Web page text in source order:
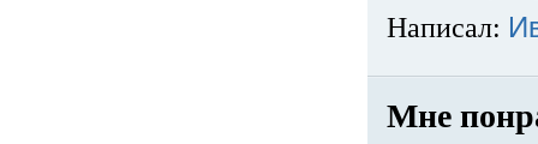
Написал:
Мне